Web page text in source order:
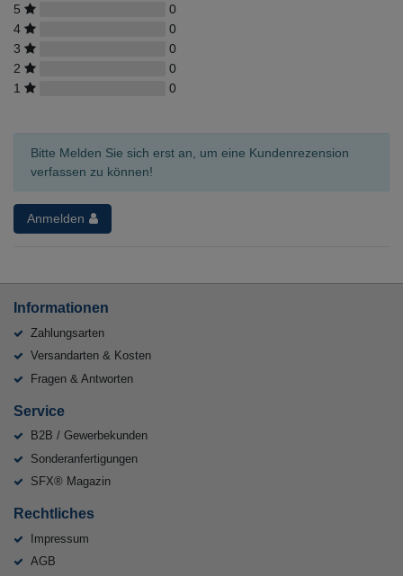
5
0
4
0
3
0
2
0
1
0
Bitte Melden Sie sich erst an, um eine Kundenrezension
verfassen zu können!
Anmelden
Informationen
Zahlungsarten
Versandarten & Kosten
Fragen & Antworten
Service
B2B / Gewerbekunden
Sonderanfertigungen
SFX® Magazin
Rechtliches
Impressum
AGB